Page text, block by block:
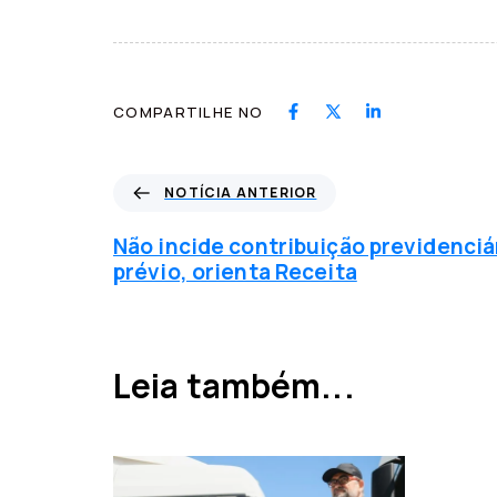
COMPARTILHE NO
t
í
c
n
r
NOTÍCIA ANTERIOR
Não incide contribuição
prévio, orienta Receita
Leia também...